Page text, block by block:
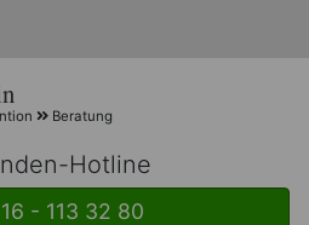
Beratung
Hotline
- 113 32 80